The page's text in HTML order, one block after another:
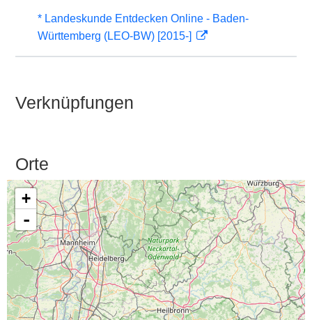
* Landeskunde Entdecken Online - Baden-
Württemberg (LEO-BW) [2015-]
Verknüpfungen
Orte
+
-